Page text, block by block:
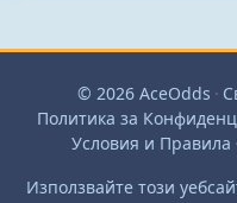
© 2026 AceOdds ·
Политика за
Условия и Правила ·
Използвайте този